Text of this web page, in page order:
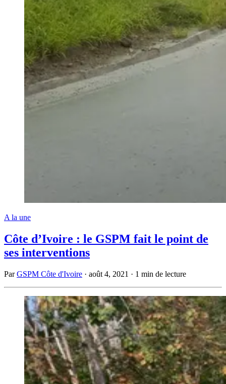
A la une
Côte d’Ivoire : le GSPM fait le point de
ses interventions
ParGSPM Côte d'Ivoire · août 4, 2021 · 1 min de lecture